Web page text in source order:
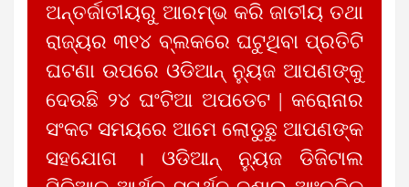
ଅନ୍ତର୍ଜାତୀୟରୁ ଆରମ୍ଭ କରି ଜାତୀୟ ତଥା
ରାଜ୍ୟର ୩୧୪ ବ୍ଲକରେ ଘଟୁଥିବା ପ୍ରତିଟି
ଘଟଣା ଉପରେ ଓଡିଆନ୍ ନ୍ୟୁଜ ଆପଣଙ୍କୁ
ଦେଉଛି ୨୪ ଘଂଟିଆ ଅପଡେଟ | କରୋନାର
ସଂକଟ ସମୟରେ ଆମେ ଲୋଡୁଛୁ ଆପଣଙ୍କ
ସହଯୋଗ । ଓଡିଆନ୍ ନ୍ୟୁଜ ଡିଜିଟାଲ